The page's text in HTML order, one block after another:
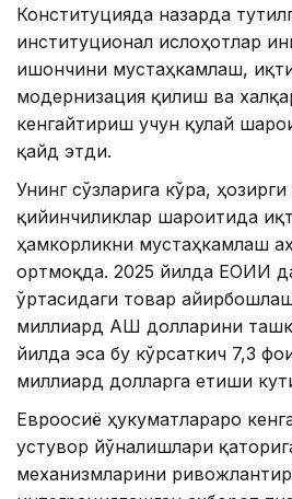
Конституцияда назарда
институционал ислоҳотлар
ишончини мустаҳкамлаш,
модернизация қилиш ва
кенгайтириш учун қулай
қайд этди.
Унинг сўзларига кўра,
қийинчиликлар шароитида
ҳамкорликни мустаҳкамлаш
ортмоқда. 2025 йилда ЕОИИ
ўртасидаги товар
миллиард АҚШ долларини
йилда эса бу кўрсаткич 7,3
миллиард долларга етиши
Евроосиё ҳукуматлараро
устувор йўналишлари
механизмларини